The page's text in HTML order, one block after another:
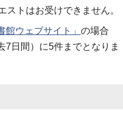
ストはお受けできません。
館ウェブサイト」 の場合
7日間）に5件までとなりま